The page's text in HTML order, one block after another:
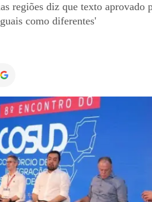
regiões diz que texto aprovado
como diferentes'